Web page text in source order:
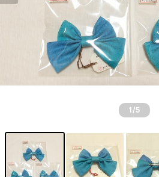
1 /5